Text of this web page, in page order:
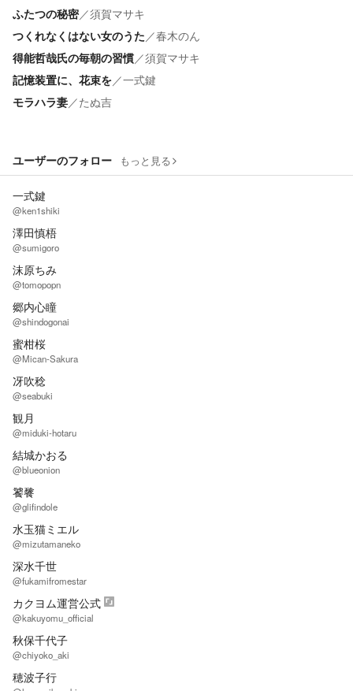
ふたつの秘密／須賀マサキ
つくれなくはない女のうた／春木のん
得能哲哉氏の毎朝の習慣／須賀マサキ
記憶装置に、花束を／一式鍵
モラハラ妻／たぬ吉
ユーザーのフォロー もっと見る
一式鍵
@ken1shiki
澤田慎梧
@sumigoro
沫原ちみ
@tomopopn
郷内心瞳
@shindogonai
蜜柑桜
@Mican-Sakura
冴吹稔
@seabuki
観月
@miduki-hotaru
結城かおる
@blueonion
饕餮
@glifindole
水玉猫ミエル
@mizutamaneko
深水千世
@fukamifromestar
カクヨム運営公式
@kakuyomu_official
秋保千代子
@chiyoko_aki
穂波子行